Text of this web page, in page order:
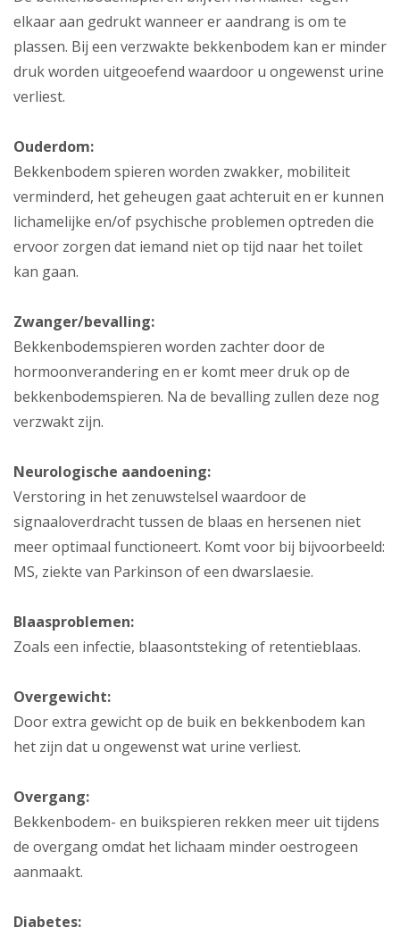
elkaar aan gedrukt wanneer er aandrang is om te
plassen. Bij een verzwakte bekkenbodem kan er minder
druk worden uitgeoefend waardoor u ongewenst urine
verliest.
Ouderdom:
Bekkenbodem spieren worden zwakker, mobiliteit
verminderd, het geheugen gaat achteruit en er kunnen
lichamelijke en/of psychische problemen optreden die
ervoor zorgen dat iemand niet op tijd naar het toilet
kan gaan.
Zwanger/bevalling:
Bekkenbodemspieren worden zachter door de
hormoonverandering en er komt meer druk op de
bekkenbodemspieren. Na de bevalling zullen deze nog
verzwakt zijn.
Neurologische aandoening:
Verstoring in het zenuwstelsel waardoor de
signaaloverdracht tussen de blaas en hersenen niet
meer optimaal functioneert. Komt voor bij bijvoorbeeld:
MS, ziekte van Parkinson of een dwarslaesie.
Blaasproblemen:
Zoals een infectie, blaasontsteking of retentieblaas.
Overgewicht:
Door extra gewicht op de buik en bekkenbodem kan
het zijn dat u ongewenst wat urine verliest.
Overgang:
Bekkenbodem- en buikspieren rekken meer uit tijdens
de overgang omdat het lichaam minder oestrogeen
aanmaakt.
Diabetes: